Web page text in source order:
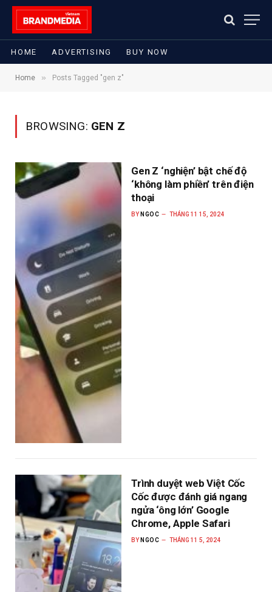
HOME ADVERTISING BUY NOW
Home » Posts Tagged "gen z"
BROWSING: GEN Z
Gen Z ‘nghiện’ bật chế độ
‘không làm phiền’ trên điện
thoại
BY NGOC THÁNG 11 15, 2024
Trình duyệt web Việt Cốc
Cốc được đánh giá ngang
ngửa ‘ông lớn’ Google
Chrome, Apple Safari
BY NGOC THÁNG 11 5, 2024